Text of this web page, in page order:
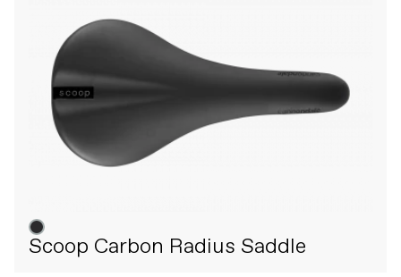
Scoop Carbon Radius Saddle